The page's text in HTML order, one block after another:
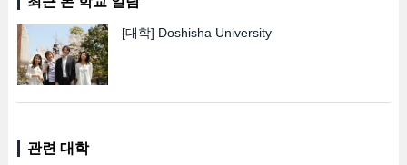
[대학] Doshisha University
관련 대학